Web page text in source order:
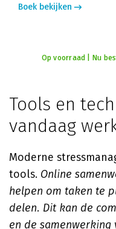
Boek bekijken
Op voorraad | Nu
Tools en
vandaag
Moderne
tools. Online
helpen om taken te
delen. Dit kan de
en de samenwerking